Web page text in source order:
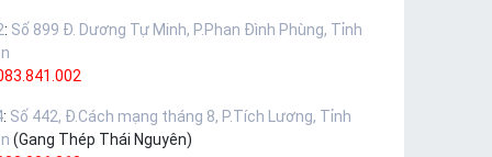
: Số 899 Đ. Dương Tự Minh, P.Phan Đình Phùng, Tỉnh
: Số 442, Đ.Cách mạng tháng 8, P.Tích Lương, Tỉnh
(Gang Thép Thái Nguyên)